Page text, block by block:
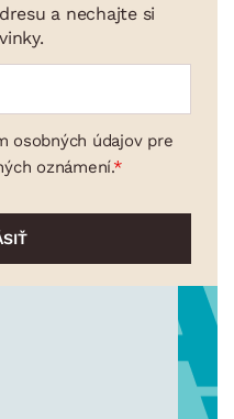
a nechajte si
osobných údajov pre
oznámení.